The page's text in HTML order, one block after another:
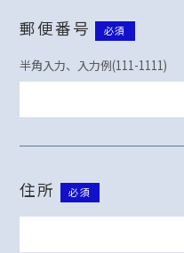
郵便番号 必須
半角入力、入力例(111-1111)
住所 必須